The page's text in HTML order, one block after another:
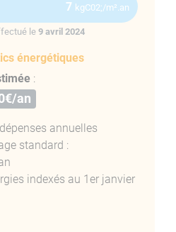
7 kgC02;/m².an
le 9 avril 2024
énergétiques
:
an
annuelles
standard :
indexés au 1er janvier